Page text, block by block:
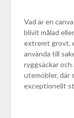
Vad är en
blivit målad
extremt grovt,
använda till
ryggsäckar och
utemöbler, där
exceptionellt